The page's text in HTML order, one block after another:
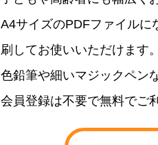
A4サイズのPDFファイルに
刷してお使いいただけます。
色鉛筆や細いマジックペン
会員登録は不要で無料でご